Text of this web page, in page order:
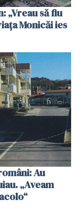
„Vreau să fiu
Monicăi ies
Au
„Aveam